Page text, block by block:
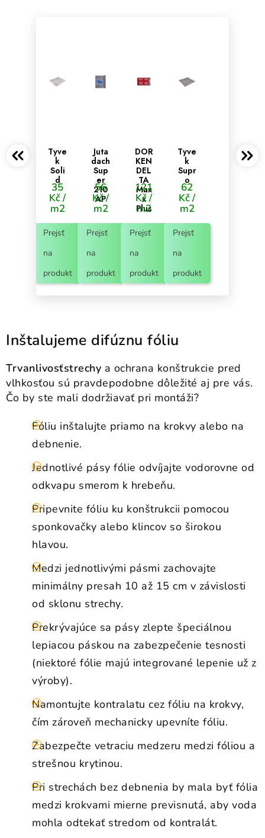
Tyve
k
Soli
d
35
Kč /
m2
Prejsť
na
produkt
Juta
dach
Sup
er
210
AP
56
Kč /
m2
Prejsť
na
produkt
DOR
KEN
DEL
TA
Max
x
Plus
121
Kč /
m2
Prejsť
na
produkt
Tyve
k
Supr
o
62
Kč /
m2
Prejsť
na
produkt
Inštalujeme difúznu fóliu
Trvanlivosťstrechy a ochrana konštrukcie pred
vlhkosťou sú pravdepodobne dôležité aj pre vás.
Čo by ste mali dodržiavať pri montáži?
Fóliu inštalujte priamo na krokvy alebo na
debnenie.
Jednotlivé pásy fólie odvíjajte vodorovne od
odkvapu smerom k hrebeňu.
Pripevnite fóliu ku konštrukcii pomocou
sponkovačky alebo klincov so širokou
hlavou.
Medzi jednotlivými pásmi zachovajte
minimálny presah 10 až 15 cm v závislosti
od sklonu strechy.
Prekrývajúce sa pásy zlepte špeciálnou
lepiacou páskou na zabezpečenie tesnosti
(niektoré fólie majú integrované lepenie už z
výroby).
Namontujte kontralatu cez fóliu na krokvy,
čím zároveň mechanicky upevníte fóliu.
Zabezpečte vetraciu medzeru medzi fóliou a
strešnou krytinou.
Pri strechách bez debnenia by mala byť fólia
medzi krokvami mierne previsnutá, aby voda
mohla odtekať stredom od kontralát.